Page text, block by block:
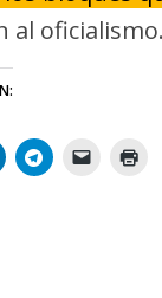
al oficialismo.